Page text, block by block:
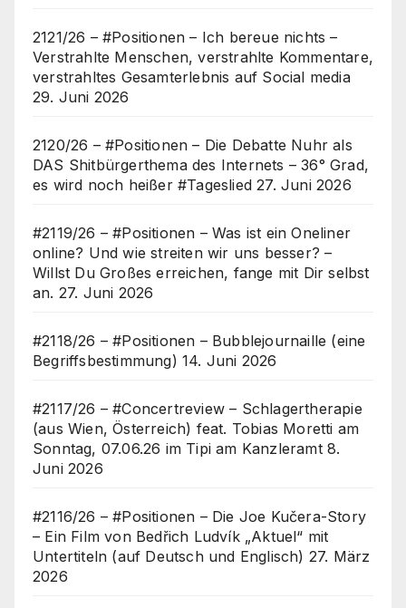
2121/26 – #Positionen – Ich bereue nichts –
Verstrahlte Menschen, verstrahlte Kommentare,
verstrahltes Gesamterlebnis auf Social media
29. Juni 2026
2120/26 – #Positionen – Die Debatte Nuhr als
DAS Shitbürgerthema des Internets – 36° Grad,
es wird noch heißer #Tageslied 27. Juni 2026
#2119/26 – #Positionen – Was ist ein Oneliner
online? Und wie streiten wir uns besser? –
Willst Du Großes erreichen, fange mit Dir selbst
an. 27. Juni 2026
#2118/26 – #Positionen – Bubblejournaille (eine
Begriffsbestimmung) 14. Juni 2026
#2117/26 – #Concertreview – Schlagertherapie
(aus Wien, Österreich) feat. Tobias Moretti am
Sonntag, 07.06.26 im Tipi am Kanzleramt 8.
Juni 2026
#2116/26 – #Positionen – Die Joe Kučera-Story
– Ein Film von Bedřich Ludvík „Aktuel“ mit
Untertiteln (auf Deutsch und Englisch) 27. März
2026